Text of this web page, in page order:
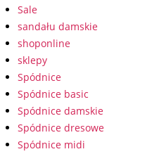
Sale
sandału damskie
shoponline
sklepy
Spódnice
Spódnice basic
Spódnice damskie
Spódnice dresowe
Spódnice midi